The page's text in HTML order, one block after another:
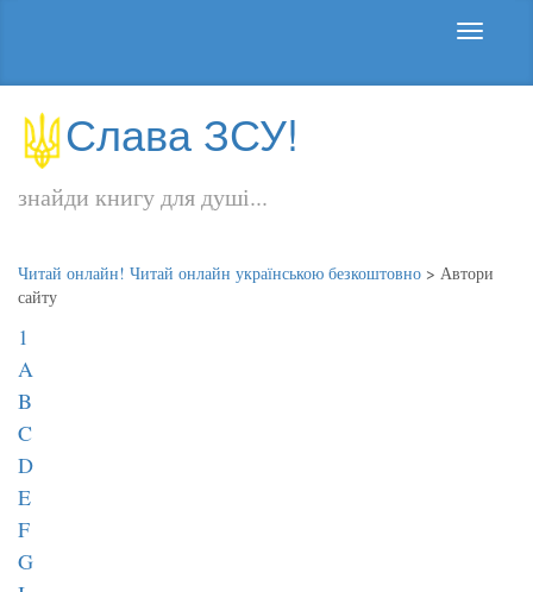
Слава ЗСУ!
знайди книгу для душі...
Читай онлайн! Читай онлайн українською безкоштовно > Автори
сайту
1
A
B
C
D
E
F
G